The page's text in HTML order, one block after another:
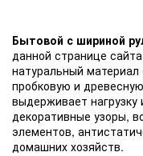
Бытовой с шириной
данной странице сайта
натуральный
пробковую и
выдерживает
декоративные узоры,
элементов,
домашних хозяйств.